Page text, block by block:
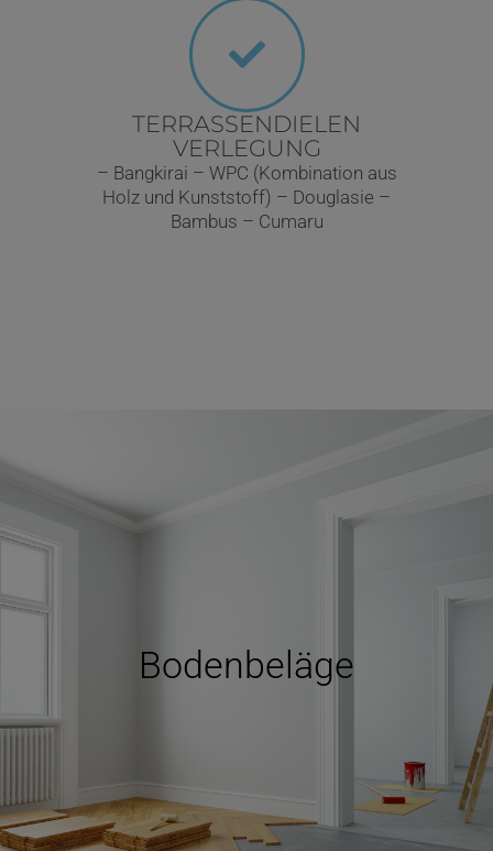
TERRASSENDIELEN
VERLEGUNG
– Bangkirai – WPC (Kombination aus
Holz und Kunststoff) – Douglasie –
Bambus – Cumaru
Bodenbeläge